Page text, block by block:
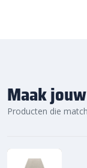
Maak
Producten die